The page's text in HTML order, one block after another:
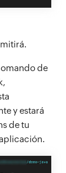
de
y estará
de tu